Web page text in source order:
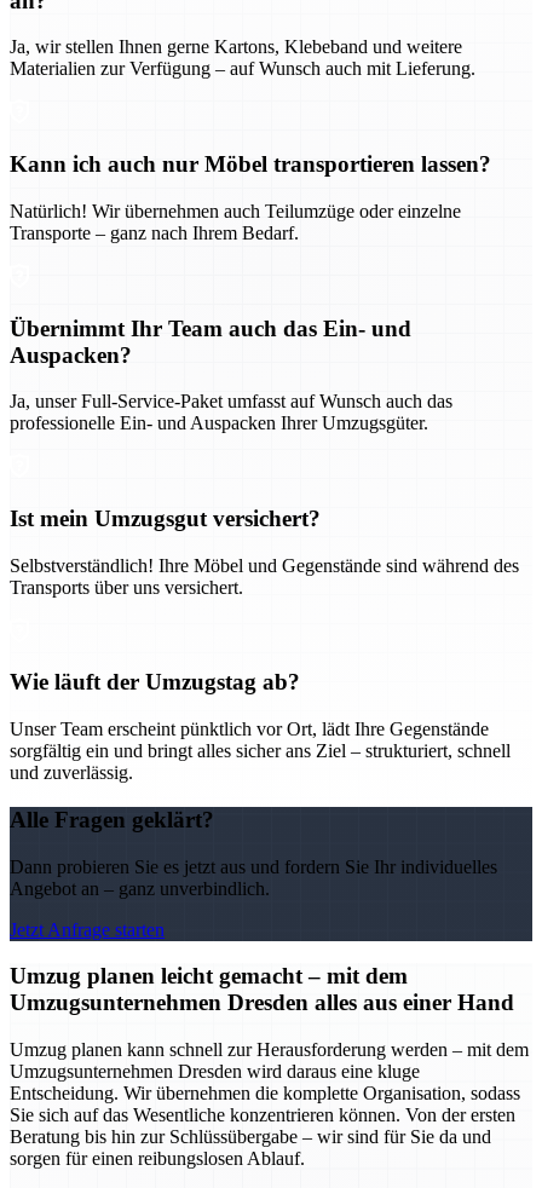
Ja, wir stellen Ihnen gerne Kartons, Klebeband und weitere
Materialien zur Verfügung – auf Wunsch auch mit Lieferung.
Kann ich auch nur Möbel transportieren lassen?
Natürlich! Wir übernehmen auch Teilumzüge oder einzelne
Transporte – ganz nach Ihrem Bedarf.
Übernimmt Ihr Team auch das Ein- und
Auspacken?
Ja, unser Full-Service-Paket umfasst auf Wunsch auch das
professionelle Ein- und Auspacken Ihrer Umzugsgüter.
Ist mein Umzugsgut versichert?
Selbstverständlich! Ihre Möbel und Gegenstände sind während des
Transports über uns versichert.
Wie läuft der Umzugstag ab?
Unser Team erscheint pünktlich vor Ort, lädt Ihre Gegenstände
sorgfältig ein und bringt alles sicher ans Ziel – strukturiert, schnell
und zuverlässig.
Alle Fragen geklärt?
Dann probieren Sie es jetzt aus und fordern Sie Ihr individuelles
Angebot an – ganz unverbindlich.
Jetzt Anfrage starten
Umzug planen leicht gemacht – mit dem
Umzugsunternehmen Dresden alles aus einer Hand
Umzug planen kann schnell zur Herausforderung werden – mit dem
Umzugsunternehmen Dresden wird daraus eine kluge
Entscheidung. Wir übernehmen die komplette Organisation, sodass
Sie sich auf das Wesentliche konzentrieren können. Von der ersten
Beratung bis hin zur Schlüssübergabe – wir sind für Sie da und
sorgen für einen reibungslosen Ablauf.